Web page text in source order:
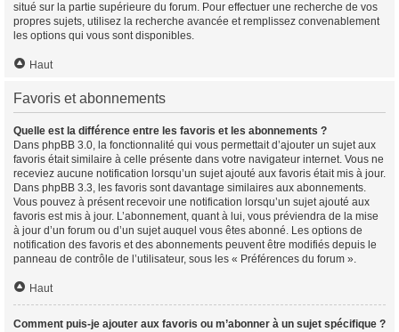
situé sur la partie supérieure du forum. Pour effectuer une recherche de vos
propres sujets, utilisez la recherche avancée et remplissez convenablement
les options qui vous sont disponibles.
Haut
Favoris et abonnements
Quelle est la différence entre les favoris et les abonnements ?
Dans phpBB 3.0, la fonctionnalité qui vous permettait d’ajouter un sujet aux
favoris était similaire à celle présente dans votre navigateur internet. Vous ne
receviez aucune notification lorsqu’un sujet ajouté aux favoris était mis à jour.
Dans phpBB 3.3, les favoris sont davantage similaires aux abonnements.
Vous pouvez à présent recevoir une notification lorsqu’un sujet ajouté aux
favoris est mis à jour. L’abonnement, quant à lui, vous préviendra de la mise
à jour d’un forum ou d’un sujet auquel vous êtes abonné. Les options de
notification des favoris et des abonnements peuvent être modifiés depuis le
panneau de contrôle de l’utilisateur, sous les « Préférences du forum ».
Haut
Comment puis-je ajouter aux favoris ou m’abonner à un sujet spécifique ?